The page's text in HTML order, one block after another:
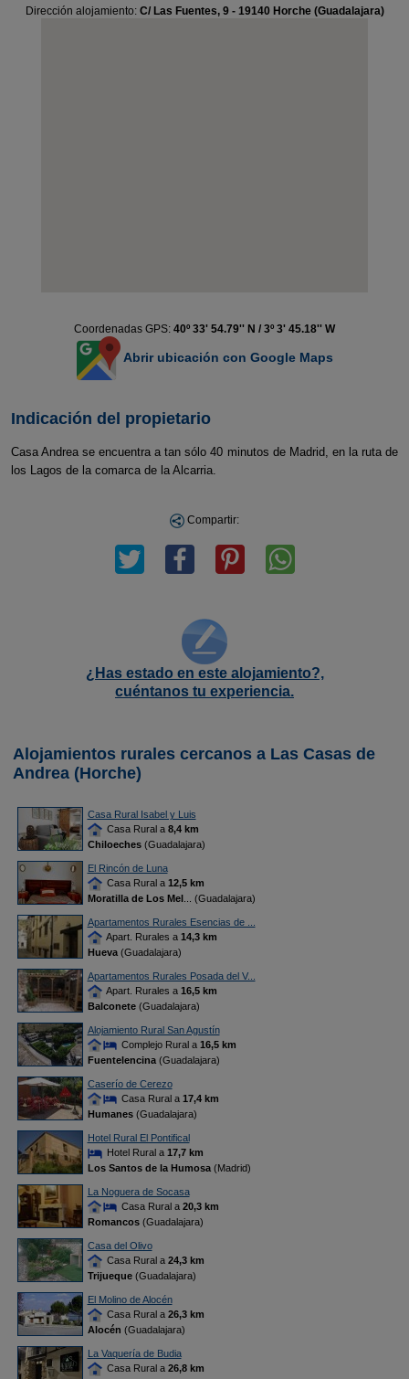
Dirección alojamiento: C/ Las Fuentes, 9 - 19140 Horche (Guadalajara)
Coordenadas GPS: 40º 33' 54.79'' N / 3º 3' 45.18'' W
Abrir ubicación con Google Maps
Indicación del propietario
Casa Andrea se encuentra a tan sólo 40 minutos de Madrid, en la ruta de
los Lagos de la comarca de la Alcarria.
Compartir:
¿Has estado en este alojamiento?,
cuéntanos tu experiencia.
Alojamientos rurales cercanos a Las Casas de
Andrea (Horche)
Casa Rural Isabel y Luis
Casa Rural a 8,4 km
Chiloeches(Guadalajara)
El Rincón de Luna
Casa Rural a 12,5 km
Moratilla de Los Mel... (Guadalajara)
Apartamentos Rurales Esencias de ...
Apart. Rurales a 14,3 km
Hueva(Guadalajara)
Apartamentos Rurales Posada del V...
Apart. Rurales a 16,5 km
Balconete(Guadalajara)
Alojamiento Rural San Agustín
Complejo Rural a 16,5 km
Fuentelencina(Guadalajara)
Caserío de Cerezo
Casa Rural a 17,4 km
Humanes(Guadalajara)
Hotel Rural El Pontifical
Hotel Rural a 17,7 km
Los Santos de la Humosa(Madrid)
La Noguera de Socasa
Casa Rural a 20,3 km
Romancos(Guadalajara)
Casa del Olivo
Casa Rural a 24,3 km
Trijueque(Guadalajara)
El Molino de Alocén
Casa Rural a 26,3 km
Alocén (Guadalajara)
La Vaquería de Budia
Casa Rural a 26,8 km